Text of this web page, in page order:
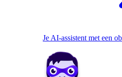
Je AI-assistent met een